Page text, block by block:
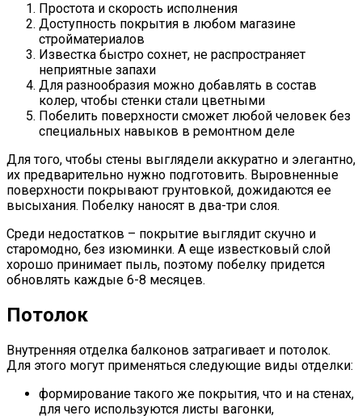
Простота и скорость исполнения
Доступность покрытия в любом магазине
стройматериалов
Известка быстро сохнет, не распространяет
неприятные запахи
Для разнообразия можно добавлять в состав
колер, чтобы стенки стали цветными
Побелить поверхности сможет любой человек без
специальных навыков в ремонтном деле
Для того, чтобы стены выглядели аккуратно и элегантно,
их предварительно нужно подготовить. Выровненные
поверхности покрывают грунтовкой, дожидаются ее
высыхания. Побелку наносят в два-три слоя.
Среди недостатков – покрытие выглядит скучно и
старомодно, без изюминки. А еще известковый слой
хорошо принимает пыль, поэтому побелку придется
обновлять каждые 6-8 месяцев.
Потолок
Внутренняя отделка балконов затрагивает и потолок.
Для этого могут применяться следующие виды отделки:
формирование такого же покрытия, что и на стенах,
для чего используются листы вагонки,